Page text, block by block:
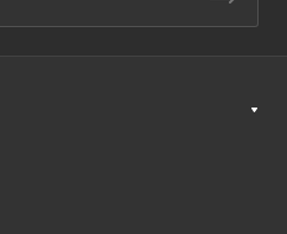
мотопомпам Koshin/